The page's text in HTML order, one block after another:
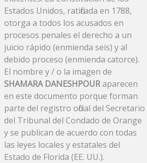
Estados Unidos, ratificada en 1788,
otorga a todos los acusados ​​en
procesos penales el derecho a un
juicio rápido (enmienda seis) y al
debido proceso (enmienda catorce).
El nombre y / o la imagen de
SHAMARA DANESHPOURaparecen
en este documento porque forman
parte del registro oficial del Secretario
del Tribunal del Condado de Orange
y se publican de acuerdo con todas
las leyes locales y estatales del
Estado de Florida (EE. UU.).